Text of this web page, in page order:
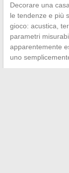
Decorare una
le tendenze e più
gioco: acustica,
parametri
apparentemente
uno